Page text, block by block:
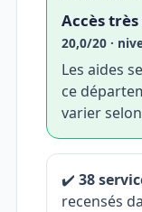
Accès
20,0/20 ·
Les aides
ce
varier
✔️ 38
recensés